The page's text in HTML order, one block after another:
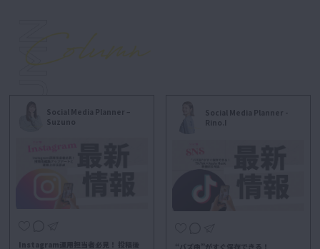
Social Media Planner –
Suzuno
Instagram運用担当者必見！ 投稿後
Social Media Planner -
Rino.I
“バズ曲”がすぐ保存できる！